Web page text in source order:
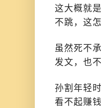
这大概就
不跳，这
虽然死不
发文，也
孙割年轻
看不起赚